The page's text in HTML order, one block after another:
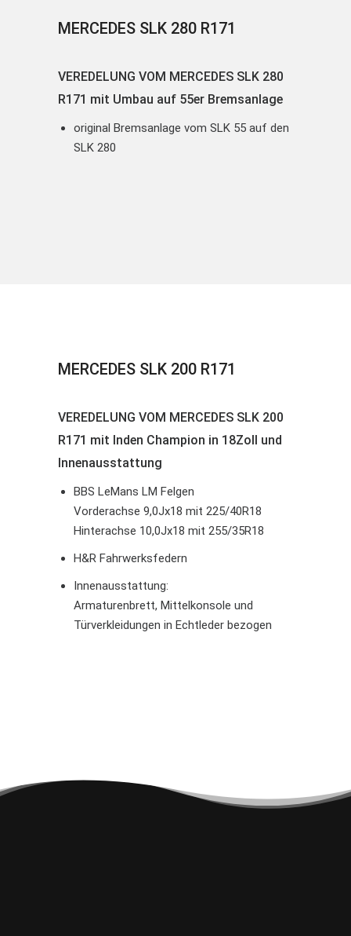
MERCEDES SLK 280 R171
VEREDELUNG VOM MERCEDES SLK 280
R171 mit Umbau auf 55er Bremsanlage
original Bremsanlage vom SLK 55 auf den
SLK 280
MERCEDES SLK 200 R171
VEREDELUNG VOM MERCEDES SLK 200
R171 mit Inden Champion in 18Zoll und
Innenausstattung
BBS LeMans LM Felgen
Vorderachse 9,0Jx18 mit 225/40R18
Hinterachse 10,0Jx18 mit 255/35R18
H&R Fahrwerksfedern
Innenausstattung:
Armaturenbrett, Mittelkonsole und
Türverkleidungen in Echtleder bezogen